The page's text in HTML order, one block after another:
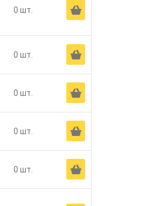
0 шт. Ä
0 шт. Ä
0 шт. Ä
0 шт. Ä
0 шт. Ä